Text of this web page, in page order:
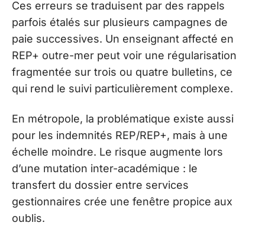
Ces erreurs se traduisent par des rappels
parfois étalés sur plusieurs campagnes de
paie successives. Un enseignant affecté en
REP+ outre-mer peut voir une régularisation
fragmentée sur trois ou quatre bulletins, ce
qui rend le suivi particulièrement complexe.
En métropole, la problématique existe aussi
pour les indemnités REP/REP+, mais à une
échelle moindre. Le risque augmente lors
d’une mutation inter-académique : le
transfert du dossier entre services
gestionnaires crée une fenêtre propice aux
oublis.